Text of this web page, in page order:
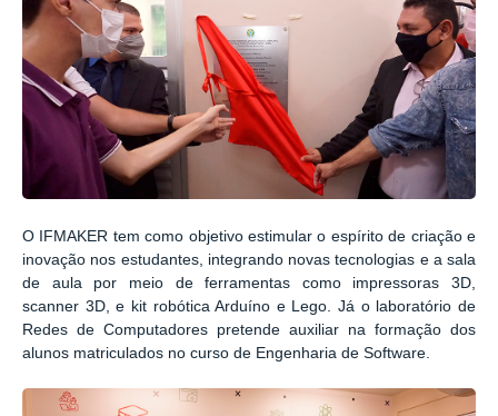
O IFMAKER tem como objetivo estimular o espírito de criação e
inovação nos estudantes, integrando novas tecnologias e a sala
de aula por meio de ferramentas como impressoras 3D,
scanner 3D, e kit robótica Arduíno e Lego. Já o laboratório de
Redes de Computadores pretende auxiliar na formação dos
alunos matriculados no curso de Engenharia de Software.